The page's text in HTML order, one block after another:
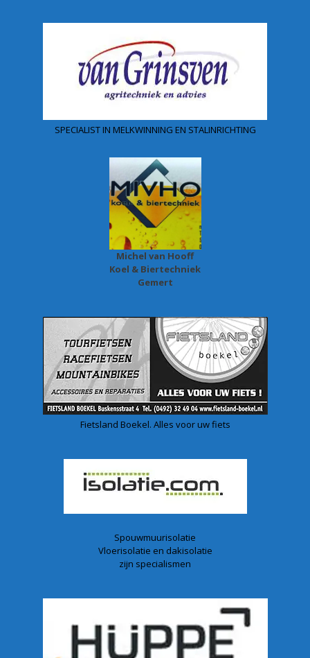
SPECIALIST IN MELKWINNING EN STALINRICHTING
Michel van Hooff
Koel & Biertechniek
Gemert
Fietsland Boekel. Alles voor uw fiets
Spouwmuurisolatie
Vloerisolatie en dakisolatie
zijn specialismen